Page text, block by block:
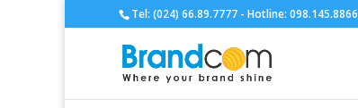
Tel: (024) 66.89.7777 - Hotline: 098.145.8866